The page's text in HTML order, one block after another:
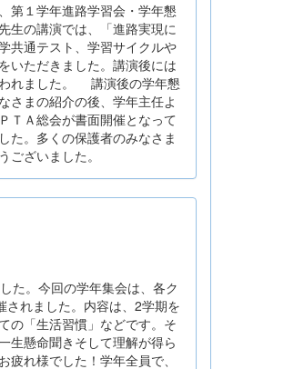
第１学年進路学習会・学年懇
生の講演では、「進路実現に
共通テスト、学習サイクルや
いただきました。講演後には
れました。 講演後の学年懇
さまの紹介の後、学年主任よ
ＴＡ総会が書面開催となって
た。多くの保護者のみなさま
ざいました。
た。今回の学年集会は、各ク
されました。内容は、2学期を
の「生活習慣」などです。そ
生懸命聞きそして理解が得ら
れ様でした！学年全員で、